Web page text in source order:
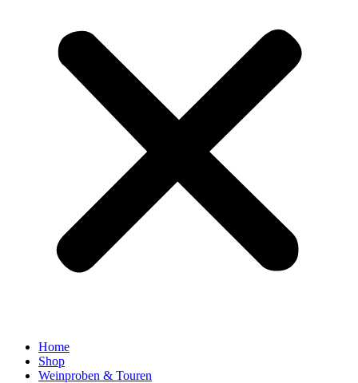
Home
Shop
Weinproben & Touren